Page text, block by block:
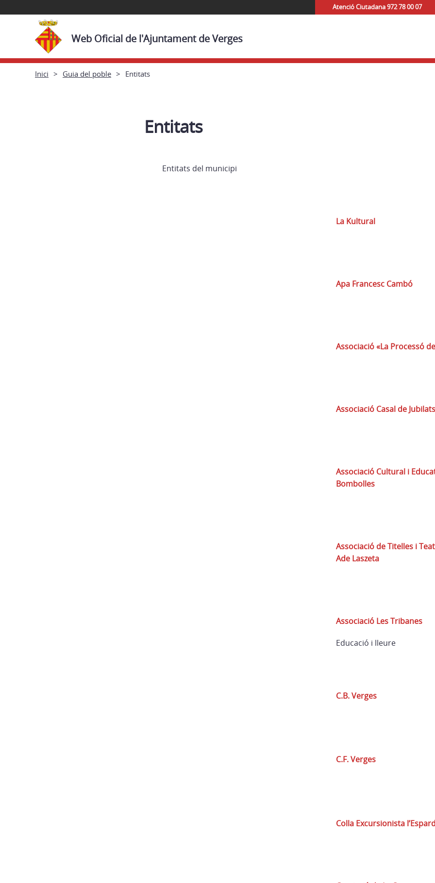
Atenció Ciutadana 972 78 00 07
Web Oficial de l'Ajuntament de Verges
Inici Guia del poble Entitats
Entitats
Entitats del municipi
La Kultural
Apa Francesc Cambó
Associació «La Processó
Associació Casal de
Associació Cultural i
Bombolles
Associació de Titelles i
Ade Laszeta
Associació Les Tribanes
Educació i lleure
C.B. Verges
C.F. Verges
Colla Excursionista